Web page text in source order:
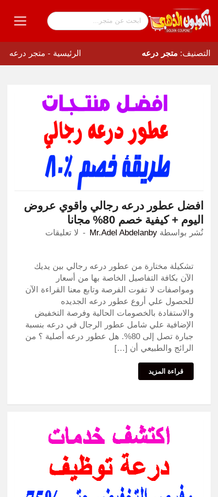
التصنيف: متجر درعه الرئيسية - متجر درعه
افضل عطور درعه رجالي واقوي عروض
اليوم + كيفية خصم 80% مجانا
نٌشر بواسطة Mr.Adel Abdelanby لا تعليقات
تشكيلة مختارة من عطور درعه رجالي بين يديك
الآن بكافة التفاصيل الخاصة بها من أسعار
ومواصفات لا تفوت الفرصة وتابع معنا القراءة الآن
للحصول علي أروع عطور درعه الجديده
والاستفادة بالخصومات الحالية وفرصة التخفيض
الإضافية علي شامل عطور الرجال في درعه بنسبة
جبارة تصل إلى 80%. هل عطور درعه أصلية ؟ من
الرائج والطبيعي أن […]
قراءة المزيد